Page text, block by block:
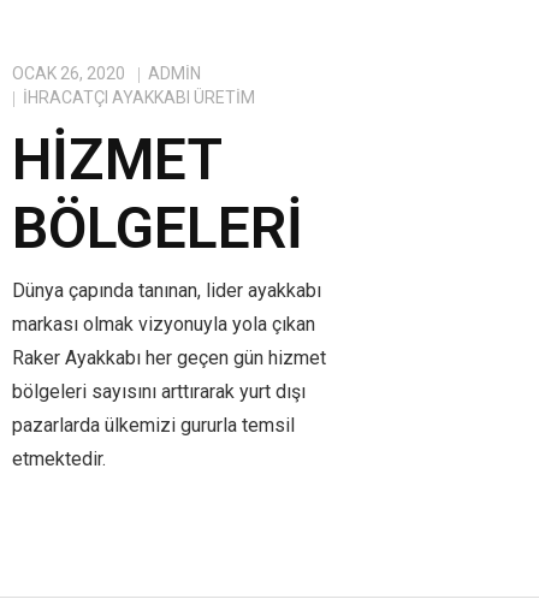
OCAK 26, 2020
ADMIN
IHRACATÇI AYAKKABI ÜRETIM
HIZMET
BÖLGELERI
Dünya çapında tanınan, lider ayakkabı
markası olmak vizyonuyla yola çıkan
Raker Ayakkabı her geçen gün hizmet
bölgeleri sayısını arttırarak yurt dışı
pazarlarda ülkemizi gururla temsil
etmektedir.